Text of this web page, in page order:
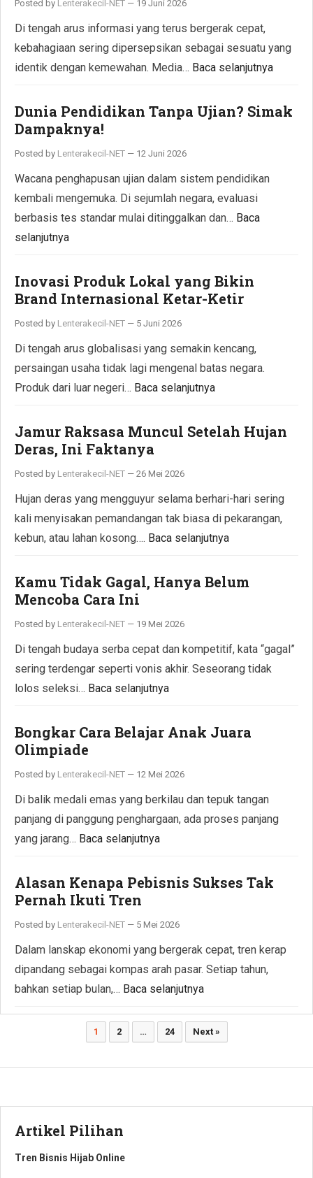
Posted by Lenterakecil-NET — 19 Juni 2026
Di tengah arus informasi yang terus bergerak cepat,
kebahagiaan sering dipersepsikan sebagai sesuatu yang
identik dengan kemewahan. Media… Baca selanjutnya
Dunia Pendidikan Tanpa Ujian? Simak
Dampaknya!
Posted by Lenterakecil-NET — 12 Juni 2026
Wacana penghapusan ujian dalam sistem pendidikan
kembali mengemuka. Di sejumlah negara, evaluasi
berbasis tes standar mulai ditinggalkan dan… Baca
selanjutnya
Inovasi Produk Lokal yang Bikin
Brand Internasional Ketar-Ketir
Posted by Lenterakecil-NET — 5 Juni 2026
Di tengah arus globalisasi yang semakin kencang,
persaingan usaha tidak lagi mengenal batas negara.
Produk dari luar negeri… Baca selanjutnya
Jamur Raksasa Muncul Setelah Hujan
Deras, Ini Faktanya
Posted by Lenterakecil-NET — 26 Mei 2026
Hujan deras yang mengguyur selama berhari-hari sering
kali menyisakan pemandangan tak biasa di pekarangan,
kebun, atau lahan kosong…. Baca selanjutnya
Kamu Tidak Gagal, Hanya Belum
Mencoba Cara Ini
Posted by Lenterakecil-NET — 19 Mei 2026
Di tengah budaya serba cepat dan kompetitif, kata “gagal”
sering terdengar seperti vonis akhir. Seseorang tidak
lolos seleksi… Baca selanjutnya
Bongkar Cara Belajar Anak Juara
Olimpiade
Posted by Lenterakecil-NET — 12 Mei 2026
Di balik medali emas yang berkilau dan tepuk tangan
panjang di panggung penghargaan, ada proses panjang
yang jarang… Baca selanjutnya
Alasan Kenapa Pebisnis Sukses Tak
Pernah Ikuti Tren
Posted by Lenterakecil-NET — 5 Mei 2026
Dalam lanskap ekonomi yang bergerak cepat, tren kerap
dipandang sebagai kompas arah pasar. Setiap tahun,
bahkan setiap bulan,… Baca selanjutnya
1 2 … 24 Next »
Artikel Pilihan
Tren Bisnis Hijab Online